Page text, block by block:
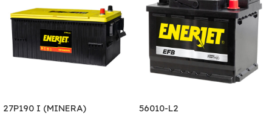
27P190 I (MINERA) 56010-L2